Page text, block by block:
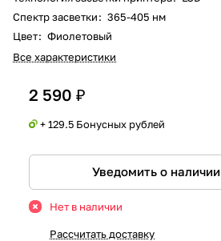
Спектр засветки: 365-405 нм
Цвет: Фиолетовый
Все характеристики
2 590 ₽
+ 129.5 Бонусных рублей
Уведомить о наличии
Нет в наличии
Рассчитать доставку